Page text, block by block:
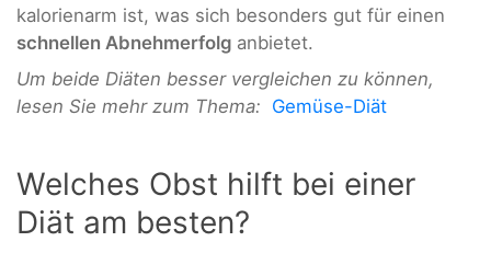
kalorienarm ist, was sich besonders gut für einen
schnellen Abnehmerfolg anbietet.
Um beide Diäten besser vergleichen zu können,
lesen Sie mehr zum Thema: Gemüse-Diät
Welches Obst hilft bei einer
Diät am besten?